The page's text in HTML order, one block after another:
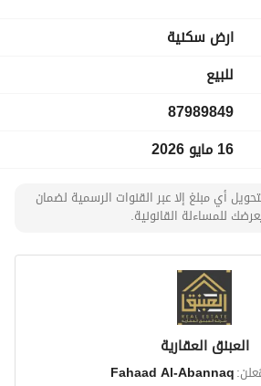
لتصميم مساحتك كما تشاء.
مما يضمن جودة الحياة.
في العالم الإسلامي.
ارض سكنية
للبيع
87989849
16 مايو 2026
أي مبلغ إلا عبر القنوات الرسمية لضمان
للمساءلة القانونية.
العبنق العقارية
Fahaad Al-Abannaq